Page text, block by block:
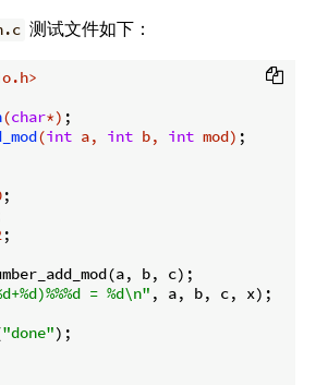
测试文件如下：
(char*)
(int a, int b, int mod) ;
;
;
b, c);
= %d\n" , a, b, c, x);
"done");